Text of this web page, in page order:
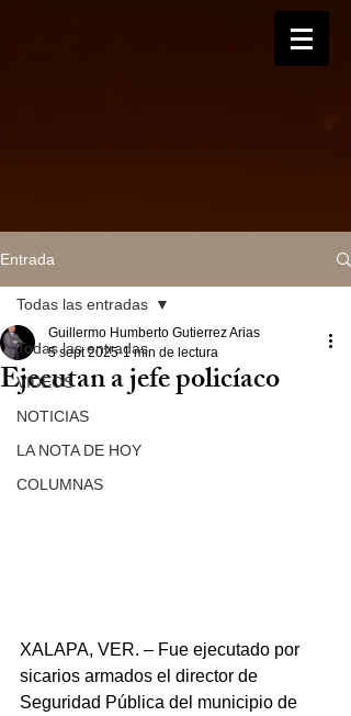
Entrada
Todas las entradas
VIDEOS
NOTICIAS
LA NOTA DE HOY
COLUMNAS
Todas las entradas
Ejecutan a jefe policíaco
Guillermo Humberto Gutierrez Arias
5 sept 2025 1 min de lectura
XALAPA, VER. – Fue ejecutado por
sicarios armados el director de
Seguridad Pública del municipio de